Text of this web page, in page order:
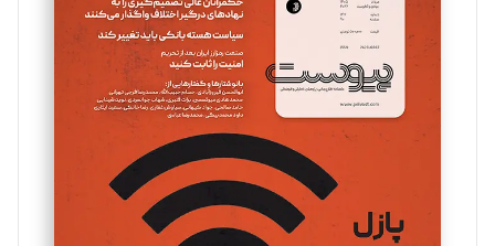
سروش کرمیان
تحریریه
مینا پاکدل
یسنا امان‌پور